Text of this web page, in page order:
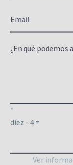
¿En qué podemos
*
diez - 4 =
Ver